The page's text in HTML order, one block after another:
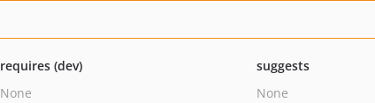
requires (dev)
None
suggests
None